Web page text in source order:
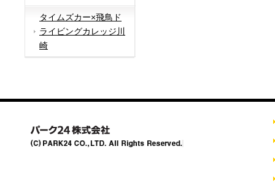
タイムズカー×飛鳥ド
ライビングカレッジ川
崎